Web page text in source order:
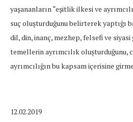
yaşananların “eşitlik ilkesi ve
suç oluşturduğunu belirterek yaptığı
dil, din, inanç, mezhep, felsefi ve
temellerin ayrımcılık oluşturduğunu,
ayrımcılığın bu kapsam içerisine
12.02.2019